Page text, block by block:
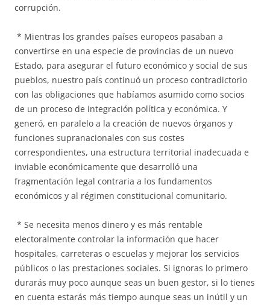
corrupción.
* Mientras los grandes países europeos pasaban a
convertirse en una especie de provincias de un nuevo
Estado, para asegurar el futuro económico y social de sus
pueblos, nuestro país continuó un proceso contradictorio
con las obligaciones que habíamos asumido como socios
de un proceso de integración política y económica. Y
generó, en paralelo a la creación de nuevos órganos y
funciones supranacionales con sus costes
correspondientes, una estructura territorial inadecuada e
inviable económicamente que desarrolló una
fragmentación legal contraria a los fundamentos
económicos y al régimen constitucional comunitario.
* Se necesita menos dinero y es más rentable
electoralmente controlar la información que hacer
hospitales, carreteras o escuelas y mejorar los servicios
públicos o las prestaciones sociales. Si ignoras lo primero
durarás muy poco aunque seas un buen gestor, si lo tienes
en cuenta estarás más tiempo aunque seas un inútil y un